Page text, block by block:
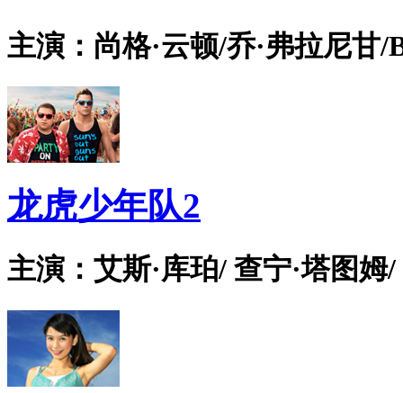
主演：尚格·云顿/乔·弗拉尼甘/
龙虎少年队2
主演：艾斯·库珀/ 查宁·塔图姆/